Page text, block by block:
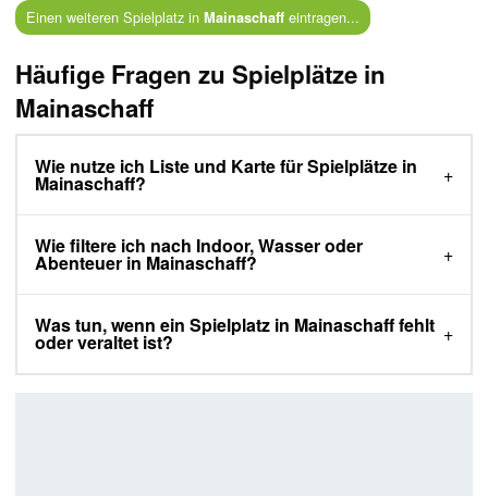
Einen weiteren Spielplatz in Mainaschaffeintragen...
Häufige Fragen zu Spielplätze in
Mainaschaff
Wie nutze ich Liste und Karte für Spielplätze in
Mainaschaff?
Wie filtere ich nach Indoor, Wasser oder
Abenteuer in Mainaschaff?
Was tun, wenn ein Spielplatz in Mainaschaff fehlt
oder veraltet ist?